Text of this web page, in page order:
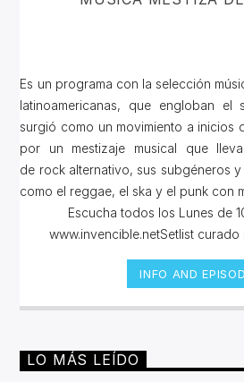
Es un programa con la selección
latinoamericanas, que engloban el
surgió como un movimiento a inicios
por un mestizaje musical que
de rock alternativo, sus subgéneros
como el reggae, el ska y el punk con
Escucha todos los Lunes de
www.invencible.netSetlist
INFO AND
LO MÁS LEÍDO